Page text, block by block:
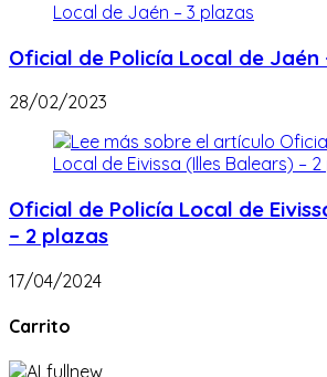
Oficial de Policía Local de Jaén
28/02/2023
Oficial de Policía Local de
– 2 plazas
17/04/2024
Carrito